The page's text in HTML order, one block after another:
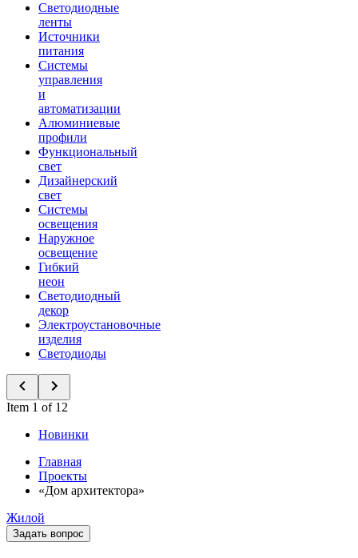
Светодиодные
ленты
Источники
питания
Системы
управления
и
автоматизации
Алюминиевые
профили
Функциональный
свет
Дизайнерский
свет
Системы
освещения
Наружное
освещение
Гибкий
неон
Светодиодный
декор
Электроустановочные
изделия
Светодиоды
Item 1 of 12
Новинки
Главная
Проекты
«Дом архитектора»
Жилой
Задать вопрос